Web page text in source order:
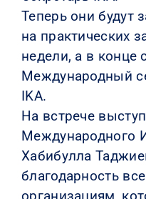
Теперь они будут
на практических
недели, а в конце
Международный
IKA.
На встрече
Международного
Хабибулла
благодарность
организациям,